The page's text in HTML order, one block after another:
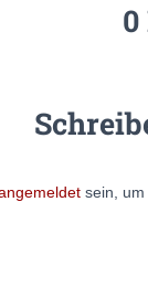
sein, um